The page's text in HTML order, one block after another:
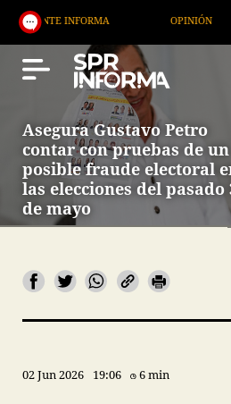
INFORMA
Asegura Gustavo Petro
contar con pruebas de un
posible fraude electoral
las elecciones del pasado
de mayo
02 Jun 2026 19:06 6 min